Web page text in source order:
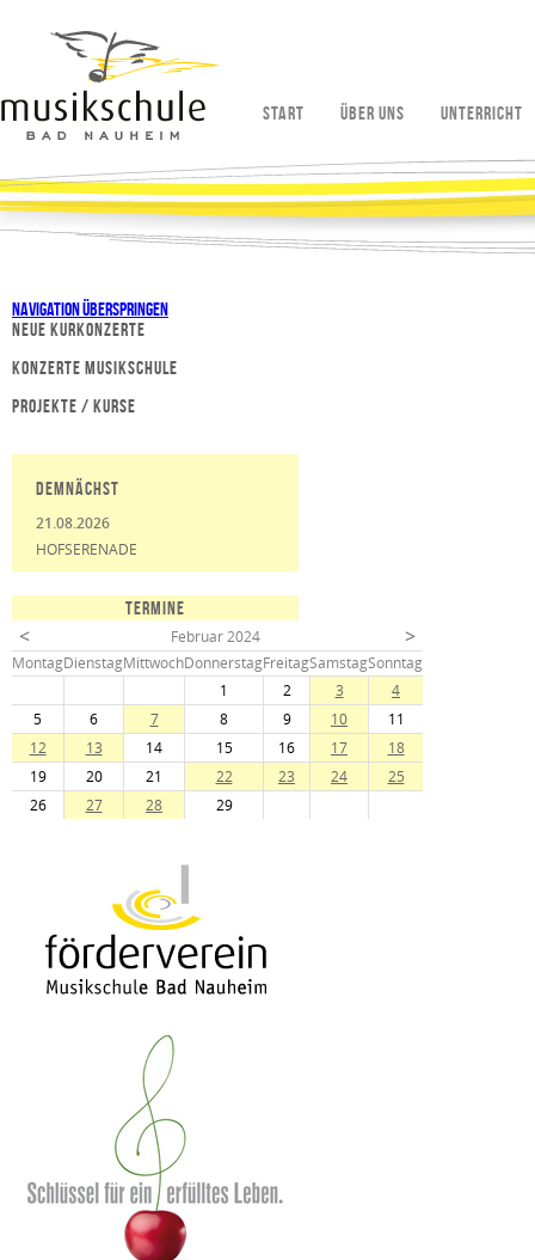
Start Über uns Unterricht
Navigation überspringen
Neue Kurkonzerte
Konzerte Musikschule
Projekte / Kurse
Demnächst
21.08.2026
HOFSERENADE
TERMINE
< Februar 2024 >
MontagDienstagMittwochDonnerstagFreitagSamstagSonntag
1
2 3
4
5
6 7 8 9 10
11
12
13 14 15 16 17
18
19
20 21 22 23 24
25
26
27 28 29